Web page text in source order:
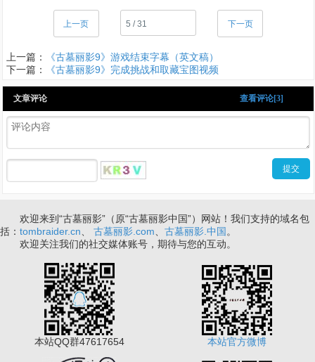
上一页 下一页
上一篇：
《古墓丽影9》游戏结束字幕（英文稿）
下一篇：
《古墓丽影9》完成挑战和取藏宝图视频
查看评论[3]
文章评论
欢迎来到“古墓丽影”（原“古墓丽影中国”）网站！我们支持的域名包
括： tombraider.cn 古墓丽影.com 古墓丽影.中国。
欢迎关注我们的社交媒体账号，期待与您的互动。
本站QQ群47617654 本站官方微博